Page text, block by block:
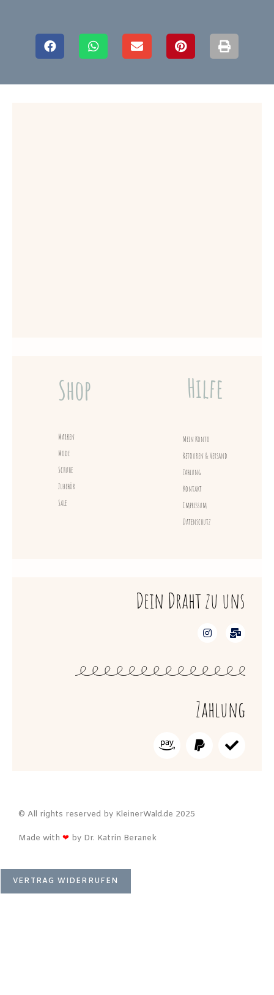
Shop
Marken
Mode
Schuhe
Zubehör
Sale
Hilfe
Mein Konto
Retouren & Versand
Zahlung
Kontakt
Impressum
Datenschutz
Dein Draht zu uns
Zahlung
© All rights reserved by KleinerWald.de 2025
Made with ❤ by Dr. Katrin Beranek
VERTRAG WIDERRUFEN